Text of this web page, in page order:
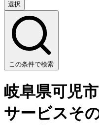
選択
この条件で検索
岐阜県可児
サービスそ